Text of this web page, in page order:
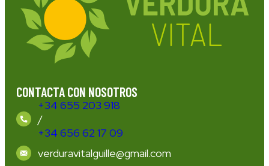
CONTACTA CON NOSOTROS
+34 655 203 918
/
+34 656 62 17 09
verduravitalguille@gmail.com